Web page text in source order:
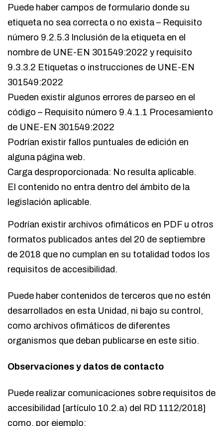
Puede haber campos de formulario donde su
etiqueta no sea correcta o no exista – Requisito
número 9.2.5.3 Inclusión de la etiqueta en el
nombre de UNE-EN 301549:2022 y requisito
9.3.3.2 Etiquetas o instrucciones de UNE-EN
301549:2022
Pueden existir algunos errores de parseo en el
código – Requisito número 9.4.1.1 Procesamiento
de UNE-EN 301549:2022
Podrían existir fallos puntuales de edición en
alguna página web.
Carga desproporcionada: No resulta aplicable.
El contenido no entra dentro del ámbito de la
legislación aplicable.
Podrían existir archivos ofimáticos en PDF u otros
formatos publicados antes del 20 de septiembre
de 2018 que no cumplan en su totalidad todos los
requisitos de accesibilidad.
Puede haber contenidos de terceros que no estén
desarrollados en esta Unidad, ni bajo su control,
como archivos ofimáticos de diferentes
organismos que deban publicarse en este sitio.
Observaciones y datos de contacto
Puede realizar comunicaciones sobre requisitos de
accesibilidad [artículo 10.2.a) del RD 1112/2018]
como, por ejemplo: